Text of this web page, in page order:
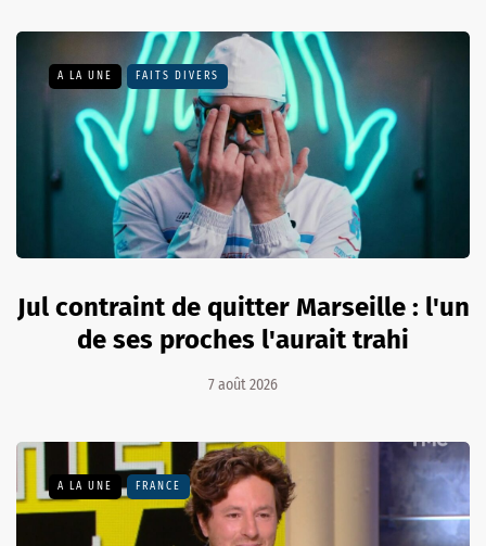
A LA UNE FAITS DIVERS
Jul contraint de quitter Marseille : l'un
de ses proches l'aurait trahi
7 août 2026
A LA UNE FRANCE